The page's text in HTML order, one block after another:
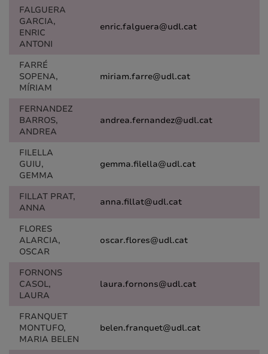
FALGUERA
GARCIA,
ENRIC
ANTONI
enric.falguera@udl.cat
FARRÉ
SOPENA,
MÍRIAM
miriam.farre@udl.cat
FERNANDEZ
BARROS,
ANDREA
andrea.fernandez@udl.cat
FILELLA
GUIU,
GEMMA
gemma.filella@udl.cat
FILLAT PRAT,
ANNA
anna.fillat@udl.cat
FLORES
ALARCIA,
OSCAR
oscar.flores@udl.cat
FORNONS
CASOL,
LAURA
laura.fornons@udl.cat
FRANQUET
MONTUFO,
MARIA BELEN
belen.franquet@udl.cat